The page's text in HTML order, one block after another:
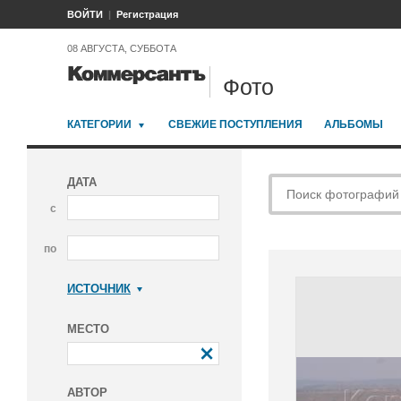
ВОЙТИ Регистрация
08 АВГУСТА, СУББОТА
Фото
КАТЕГОРИИ СВЕЖИЕ ПОСТУПЛЕНИЯ АЛЬБОМЫ
ДАТА
с
по
ИСТОЧНИК
МЕСТО
АВТОР